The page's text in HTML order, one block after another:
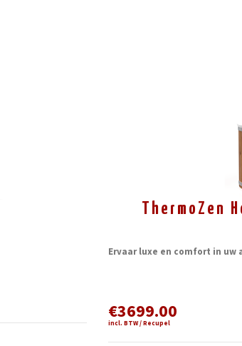
ThermoZen
Ervaar luxe en comfort in
€3699.00
incl. BTW / Recupel